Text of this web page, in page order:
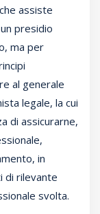
assiste
presidio
ma per
al generale
legale, la cui
di assicurarne,
in
di rilevante
svolta.